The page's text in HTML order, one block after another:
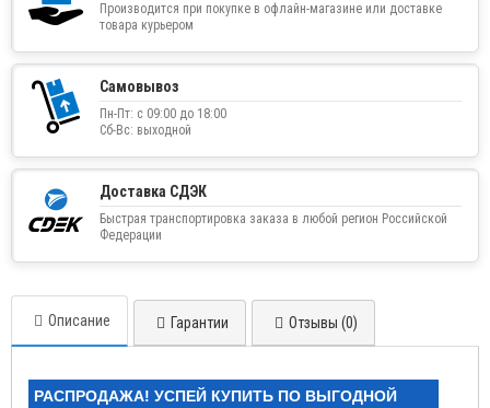
Производится при покупке в офлайн-магазине или доставке
товара курьером
Самовывоз
Пн-Пт: с 09:00 до 18:00
Сб-Вс: выходной
Доставка СДЭК
Быстрая транспортировка заказа в любой регион Российской
Федерации
Описание Гарантии Отзывы (0)
РАСПРОДАЖА! УСПЕЙ КУПИТЬ ПО ВЫГОДНОЙ